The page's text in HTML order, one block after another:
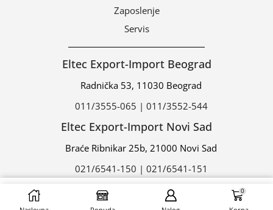
Zaposlenje
Servis
Eltec Export-Import Beograd
Radnička 53, 11030 Beograd
011/3555-065 | 011/3552-544
Eltec Export-Import Novi Sad
Braće Ribnikar 25b, 21000 Novi Sad
021/6541-150 | 021/6541-151
© 2024 | ELTEC EXPORT-IMPORT d.o.o.
DODAJ U ZAHTEV
0